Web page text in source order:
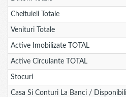
Cheltuieli Totale
Venituri Totale
Active Imobilizate TOTAL
Active Circulante TOTAL
Stocuri
Casa Si Conturi La Banci /